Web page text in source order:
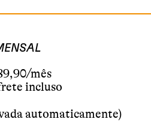
mês
incluso
automaticamente)